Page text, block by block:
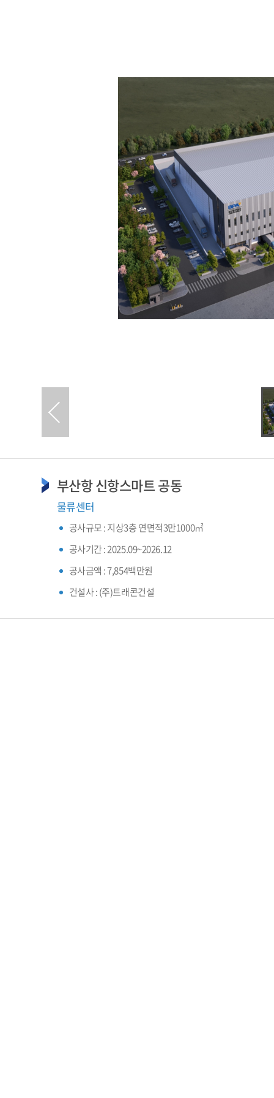
부산항 신항스마트 공동
물류센터
공사규모 :지상3층 연면적3만1000㎡
공사기간 :2025.09~2026.12
공사금액 :7,854백만원
건설사 :(주)트래콘건설